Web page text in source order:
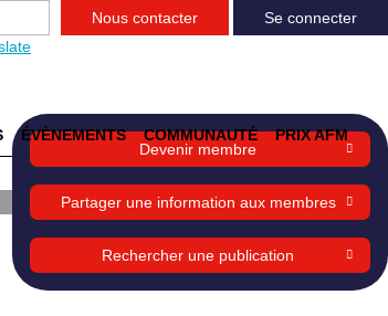
Nous contacter Se connecter
ÉVÈNEMENTS COMMUNAUTÉ PRIX AFM
Devenir membre
Partager une information aux membres
Rechercher une publication